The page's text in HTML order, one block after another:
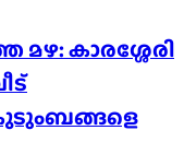
കാരശ്ശേരി